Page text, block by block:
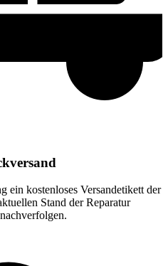
ein kostenloses Versandetikett der
Stand der Reparatur